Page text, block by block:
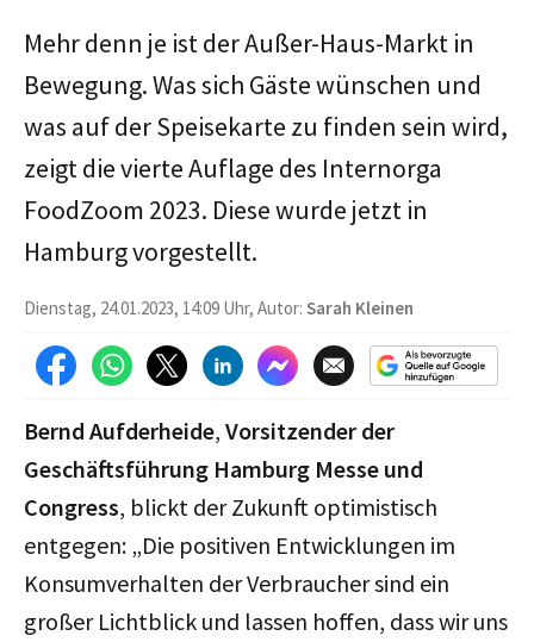
Mehr denn je ist der Außer-Haus-Markt in
Bewegung. Was sich Gäste wünschen und
was auf der Speisekarte zu finden sein wird,
zeigt die vierte Auflage des Internorga
FoodZoom 2023. Diese wurde jetzt in
Hamburg vorgestellt.
Dienstag, 24.01.2023, 14:09 Uhr, Autor: Sarah Kleinen
Bernd Aufderheide, Vorsitzender der
Geschäftsführung Hamburg Messe und
Congress, blickt der Zukunft optimistisch
entgegen: „Die positiven Entwicklungen im
Konsumverhalten der Verbraucher sind ein
großer Lichtblick und lassen hoffen, dass wir uns